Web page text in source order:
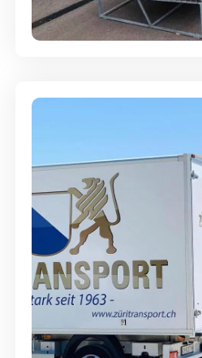
Abgabegarantie
Möbellagerung -